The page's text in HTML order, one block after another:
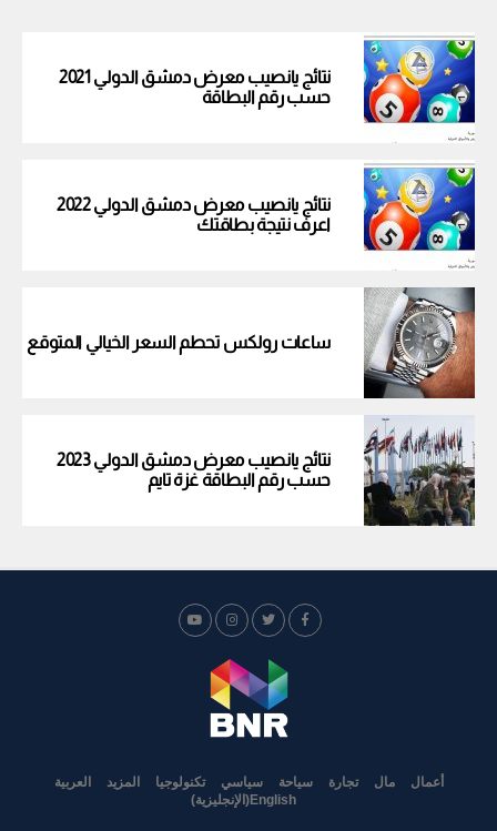
نتائج يانصيب معرض دمشق الدولي 2021
حسب رقم البطاقة
نتائج يانصيب معرض دمشق الدولي 2022
اعرف نتيجة بطاقتك
ساعات رولكس تحطم السعر الخيالي المتوقع
نتائج يانصيب معرض دمشق الدولي 2023
حسب رقم البطاقة غزة تايم
أعمال مال تجارة سياحة سياسي تكنولوجيا المزيد
العربية
English
( الإنجليزية)